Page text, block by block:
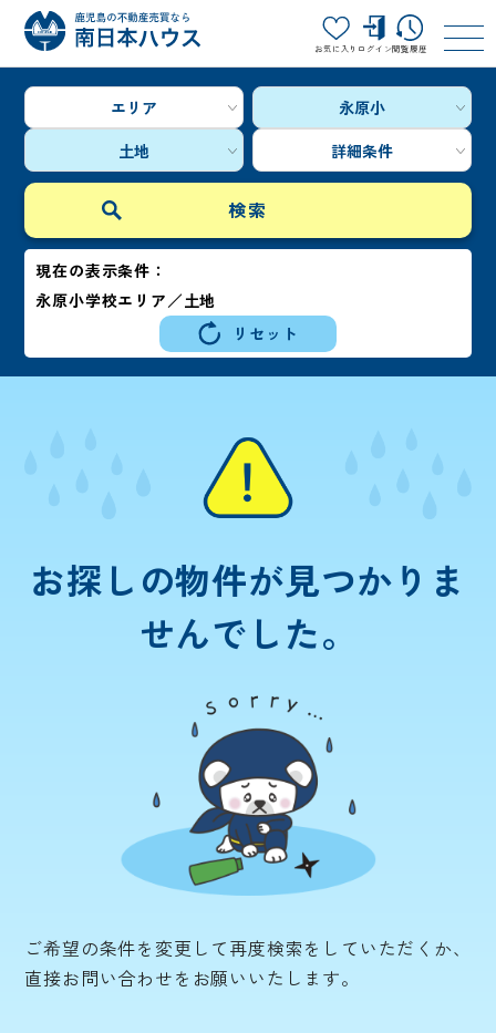
お気に入り ログイン閲覧履歴
エリア
永原小
土地
詳細条件
現在の表示条件：
永原小学校エリア／土地
リセット
お探しの物件が見つかりま
せんでした。
ご希望の条件を変更して再度検索をしていただくか、
直接お問い合わせをお願いいたします。